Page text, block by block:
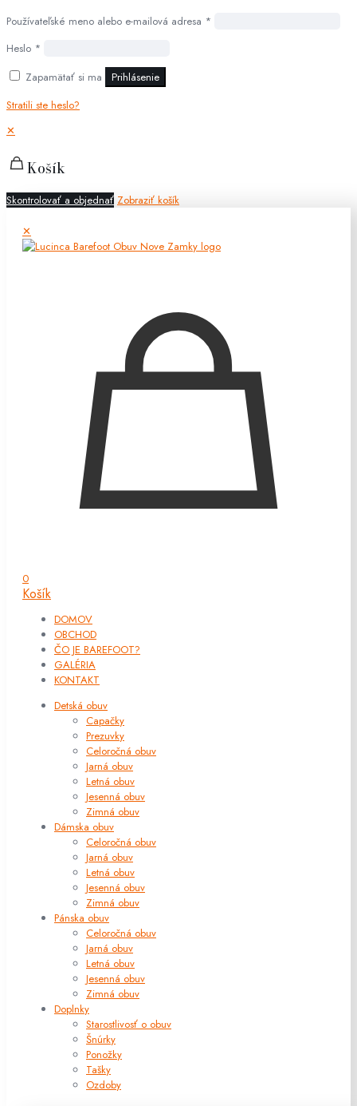
Používateľské meno alebo e-mailová adresa *
Heslo *
Zapamätať si ma
Prihlásenie
Stratili ste heslo?
✕
Košík
Skontrolovať a objednať Zobraziť košík
✕
0
Košík
DOMOV
OBCHOD
ČO JE BAREFOOT?
GALÉRIA
KONTAKT
Detská obuv
Capačky
Prezuvky
Celoročná obuv
Jarná obuv
Letná obuv
Jesenná obuv
Zimná obuv
Dámska obuv
Celoročná obuv
Jarná obuv
Letná obuv
Jesenná obuv
Zimná obuv
Pánska obuv
Celoročná obuv
Jarná obuv
Letná obuv
Jesenná obuv
Zimná obuv
Doplnky
Starostlivosť o obuv
Šnúrky
Ponožky
Tašky
Ozdoby